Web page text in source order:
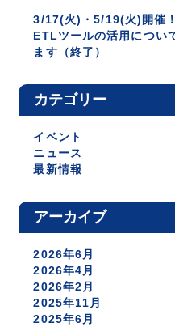
3/17(火)・5/19(火)開催
ETLツールの活用につい
ます（終了）
カテゴリー
イベント
ニュース
最新情報
アーカイブ
2026年6月
2026年4月
2026年2月
2025年11月
2025年6月